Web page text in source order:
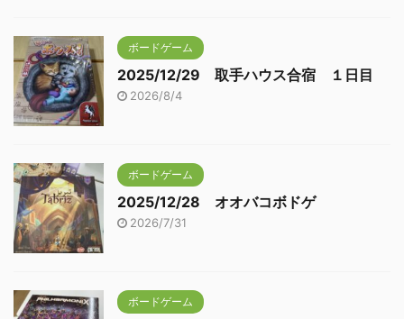
ボードゲーム
2025/12/29 取手ハウス合宿 １日目
2026/8/4
ボードゲーム
2025/12/28 オオバコボドゲ
2026/7/31
ボードゲーム